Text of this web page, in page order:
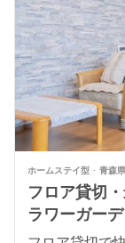
ホームステイ型 青森
フロア貸切
ラワーガー